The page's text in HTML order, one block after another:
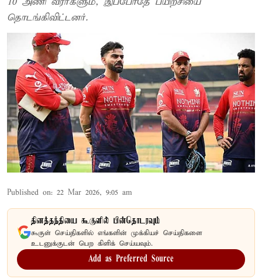
தொடங்கிவிட்டனர்.
Published on: 22 Mar 2026, 9:05 am
தினத்தந்தியை கூகுளில் பின்தொடரவும்
கூகுள் செய்திகளில் எங்களின் முக்கியச் செய்திகளை
உடனுக்குடன் பெற கிளிக் செய்யவும்.
Add as Preferred Source